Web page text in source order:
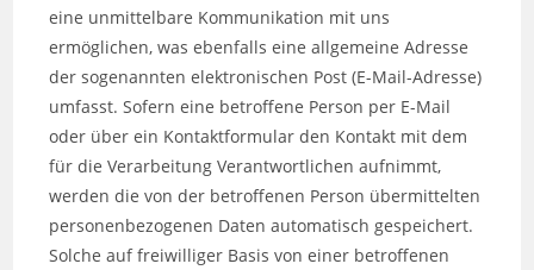
eine unmittelbare Kommunikation mit uns
ermöglichen, was ebenfalls eine allgemeine Adresse
der sogenannten elektronischen Post (E-Mail-Adresse)
umfasst. Sofern eine betroffene Person per E-Mail
oder über ein Kontaktformular den Kontakt mit dem
für die Verarbeitung Verantwortlichen aufnimmt,
werden die von der betroffenen Person übermittelten
personenbezogenen Daten automatisch gespeichert.
Solche auf freiwilliger Basis von einer betroffenen